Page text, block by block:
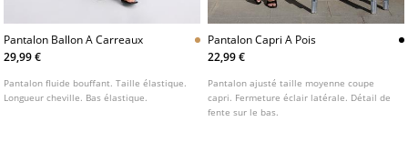
Pantalon Ballon A Carreaux
29,99 €
Pantalon fluide bouffant. Taille élastique.
Longueur cheville. Bas élastique.
Pantalon Capri A Pois
22,99 €
Pantalon ajusté taille moyenne coupe
capri. Fermeture éclair latérale. Détail de
fente sur le bas.